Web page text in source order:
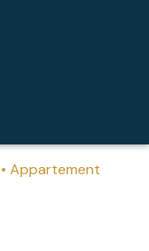
syndic
Appartement